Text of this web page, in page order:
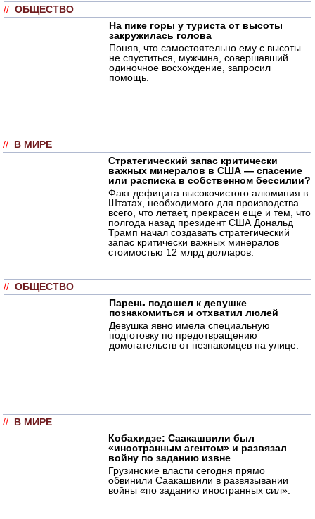
// ОБЩЕСТВО
На пике горы у туриста от высоты
закружилась голова
Поняв, что самостоятельно ему с высоты
не спуститься, мужчина, совершавший
одиночное восхождение, запросил
помощь.
// В МИРЕ
Стратегический запас критически
важных минералов в США — спасение
или расписка в собственном бессилии?
Факт дефицита высокочистого алюминия в
Штатах, необходимого для производства
всего, что летает, прекрасен еще и тем, что
полгода назад президент США Дональд
Трамп начал создавать стратегический
запас критически важных минералов
стоимостью 12 млрд долларов.
// ОБЩЕСТВО
Парень подошел к девушке
познакомиться и отхватил люлей
Девушка явно имела специальную
подготовку по предотвращению
домогательств от незнакомцев на улице.
// В МИРЕ
Кобахидзе: Саакашвили был
«иностранным агентом» и развязал
войну по заданию извне
Грузинские власти сегодня прямо
обвинили Саакашвили в развязывании
войны «по заданию иностранных сил».